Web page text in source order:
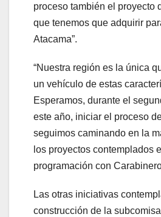
proceso también el proyecto
que tenemos que adquirir
Atacama”.
“Nuestra región es la única
un vehículo de estas
Esperamos, durante el
este año, iniciar el proceso
seguimos caminando en la
los proyectos contemplados
programación con
Las otras iniciativas
construcción de la